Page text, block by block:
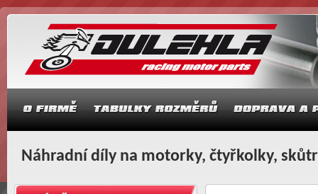
Náhradní díly na motorky, čtyřkolky,